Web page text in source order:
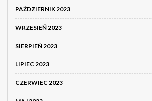
PAŹDZIERNIK 2023
WRZESIEŃ 2023
SIERPIEŃ 2023
LIPIEC 2023
CZERWIEC 2023